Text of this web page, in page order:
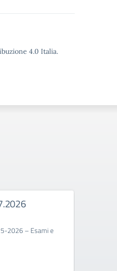
4.0 Italia.
2026 – Esami e